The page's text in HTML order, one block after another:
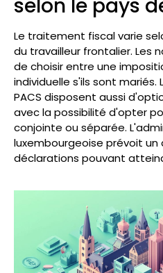
selon le pays
Le traitement fiscal varie
du travailleur frontalier. Les
de choisir entre une
individuelle s'ils sont mariés.
PACS disposent aussi
avec la possibilité d'opter
conjointe ou séparée.
luxembourgeoise prévoit
déclarations pouvant